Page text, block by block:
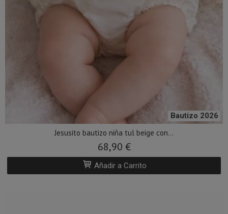
Bautizo 2026
Jesusito bautizo niña tul beige con...
68,90 €
Añadir a Carrito